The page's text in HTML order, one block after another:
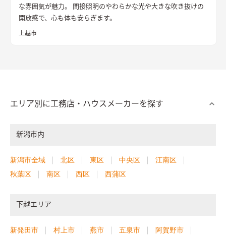
な雰囲気が魅力。 間接照明のやわらかな光や大きな吹き抜けの
開放感で、心も体も安らぎます。
上越市
エリア別に工務店・ハウスメーカーを探す
新潟市内
新潟市全域 北区 東区 中央区
江南区
秋葉区
南区 西区 西蒲区
下越エリア
新発田市 村上市 燕市 五泉市
阿賀野市